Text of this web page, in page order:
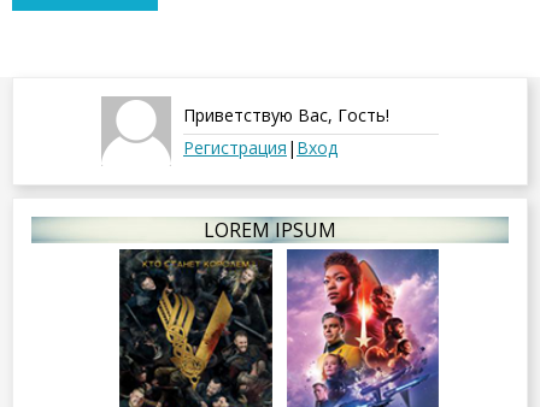
Приветствую Вас, Гость!
Регистрация | Вход
LOREM IPSUM